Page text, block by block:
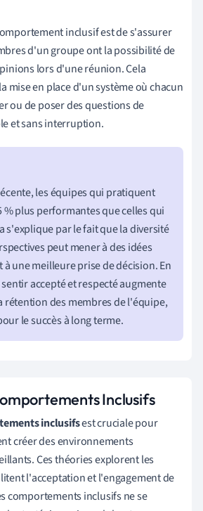
inclusif est de s'assurer
d'un groupe ont la possibilité de
lors d'une réunion. Cela
mise en place d'un système où chacun
ou de poser des questions de
et sans interruption.
les équipes qui pratiquent
plus performantes que celles qui
s'explique par le fait que la diversité
peut mener à des idées
une meilleure prise de décision. En
accepté et respecté augmente
rétention des membres de l'équipe,
le succès à long terme.
Inclusifs
inclusifsest cruciale pour
créer des environnements
Ces théories explorent les
l'acceptation et l'engagement de
comportements inclusifs ne se